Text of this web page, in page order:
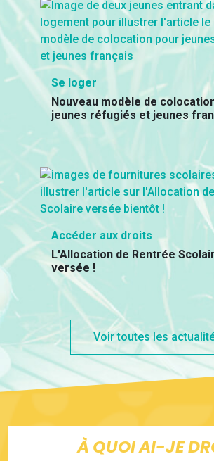
Se loger
Nouveau modèle de
jeunes réfugiés et jeunes
Accéder aux droits
L'Allocation de Rentrée
versée !
Voir toutes les
À QUOI AI-JE